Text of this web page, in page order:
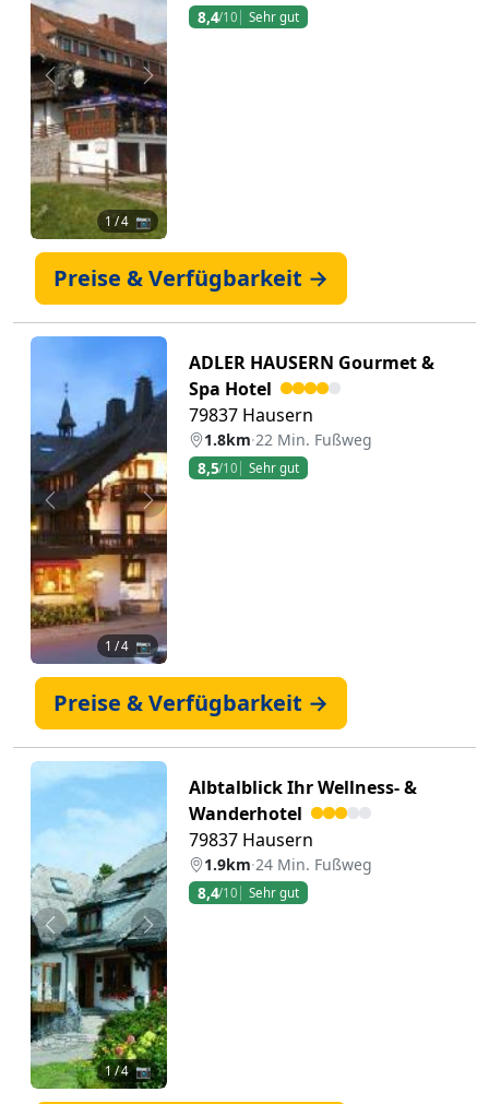
Zurück Weiter
1/ 4 📷
8,4/10 Sehr gut
Preise & Verfügbarkeit →
Zurück Weiter
1 / 4 📷
ADLER HAUSERN Gourmet &
Spa Hotel
79837 Hausern
1.8km·22 Min. Fußweg
8,5/10 Sehr gut
Preise & Verfügbarkeit →
Zurück Weiter
1/ 4 📷
Albtalblick Ihr Wellness- &
Wanderhotel
79837 Hausern
1.9km·24 Min. Fußweg
8,4/10 Sehr gut